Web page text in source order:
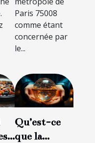
Paris 75008
comme étant
concernée par
le...
Qu’est-ce
que la